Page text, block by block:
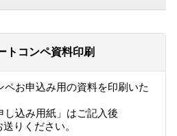
トコンペ資料印刷
お申込み用の資料を印刷いた
し込み用紙」はご記入後
りください。